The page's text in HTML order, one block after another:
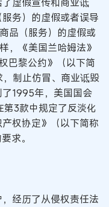
务）的虚假或者误导
品（服务）的虚假或
，《美国兰哈姆法》
巴黎公约》（以下简
制止仿冒、商业诋毁
1995年，美国国会
3款中规定了反淡化
权协定》（以下简称
求。
经历了从侵权责任法